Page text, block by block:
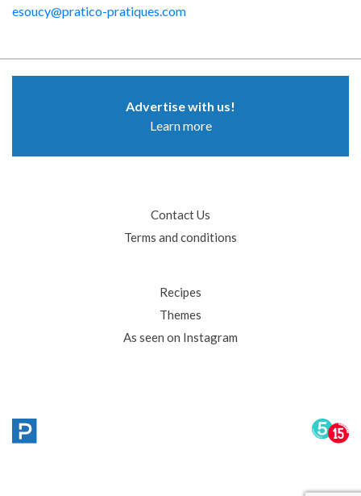
esoucy@pratico-pratiques.com
Advertise with us!
Learn more
Contact Us
Terms and conditions
Recipes
Themes
As seen on Instagram